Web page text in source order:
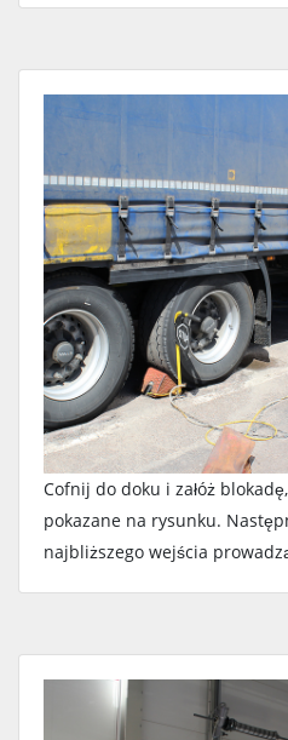
Cofnij do doku i załóż
pokazane na rysunku.
najbliższego wejścia